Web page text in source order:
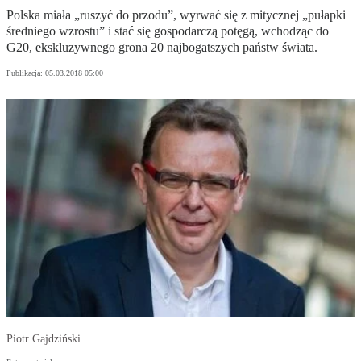
Polska miała „ruszyć do przodu”, wyrwać się z mitycznej „pułapki
średniego wzrostu” i stać się gospodarczą potęgą, wchodząc do
G20, ekskluzywnego grona 20 najbogatszych państw świata.
Publikacja: 05.03.2018 05:00
Piotr Gajdziński